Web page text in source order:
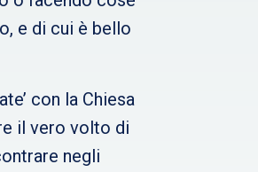
e di cui è bello
con la Chiesa
il vero volto di
negli